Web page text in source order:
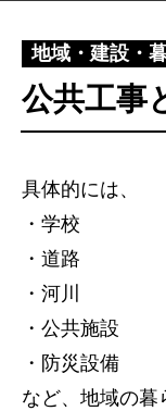
地域・建設・
公共工事
具体的には、
・学校
・道路
・河川
・公共施設
・防災設備
など、地域の暮